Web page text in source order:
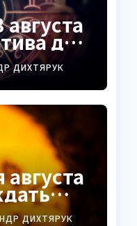
августа
для
для
ДИХТЯРУК
и
ДИХТЯРУК